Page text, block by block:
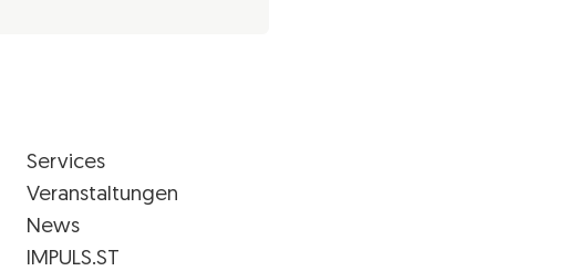
Services
Veranstaltungen
News
IMPULS.ST